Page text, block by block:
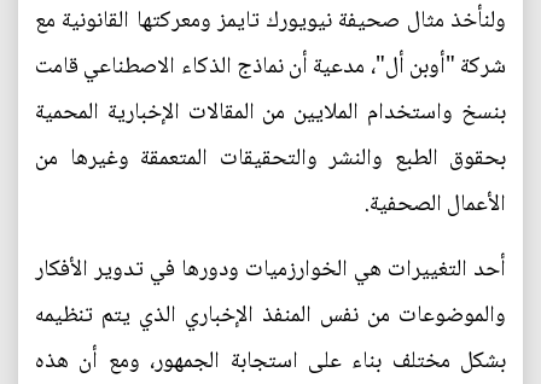
ولنأخذ مثال صحيفة نيويورك تايمز ومعركتها القانونية مع
شركة "أوبن أل"، مدعية أن نماذج الذكاء الاصطناعي قامت
بنسخ واستخدام الملايين من المقالات الإخبارية المحمية
بحقوق الطبع والنشر والتحقيقات المتعمقة وغيرها من
الأعمال الصحفية.
أحد التغييرات هي الخوارزميات ودورها في تدوير الأفكار
والموضوعات من نفس المنفذ الإخباري الذي يتم تنظيمه
بشكل مختلف بناء على استجابة الجمهور، ومع أن هذه